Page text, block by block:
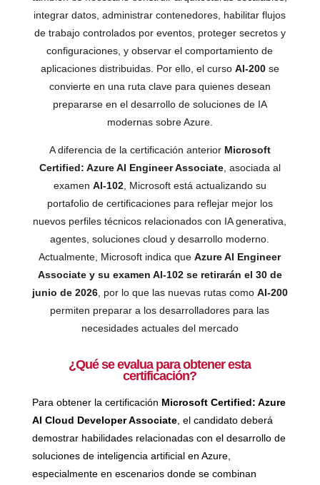
integrar datos, administrar contenedores, habilitar flujos
de trabajo controlados por eventos, proteger secretos y
configuraciones, y observar el comportamiento de
aplicaciones distribuidas. Por ello, el curso AI-200se
convierte en una ruta clave para quienes desean
prepararse en el desarrollo de soluciones de IA
modernas sobre Azure.
A diferencia de la certificación anterior Microsoft
Certified: Azure AI Engineer Associate, asociada al
examen AI-102, Microsoft está actualizando su
portafolio de certificaciones para reflejar mejor los
nuevos perfiles técnicos relacionados con IA generativa,
agentes, soluciones cloud y desarrollo moderno.
Actualmente, Microsoft indica queAzure AI Engineer
Associate y su examen AI-102 se retirarán el 30 de
junio de 2026, por lo que las nuevas rutas como AI-200
permiten preparar a los desarrolladores para las
necesidades actuales del mercado
¿Qué se evalua para obtener esta
certificación?
Para obtener la certificación Microsoft Certified: Azure
AI Cloud Developer Associate, el candidato deberá
demostrar habilidades relacionadas con el desarrollo de
soluciones de inteligencia artificial en Azure,
especialmente en escenarios donde se combinan